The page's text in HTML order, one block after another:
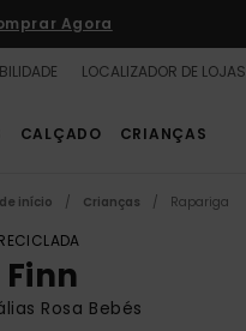
Agora
LOCALIZADOR DE LOJAS
CALÇADO CRIANÇAS
início Crianças Rapariga
Rosa Bebés